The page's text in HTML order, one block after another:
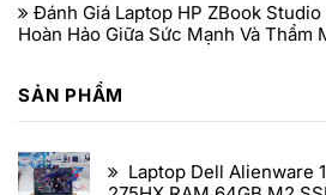
Đánh Giá Laptop HP ZBook Studio
Hoàn Hảo Giữa Sức Mạnh Và Thẩm
SẢN PHẨM
Laptop Dell Alienware